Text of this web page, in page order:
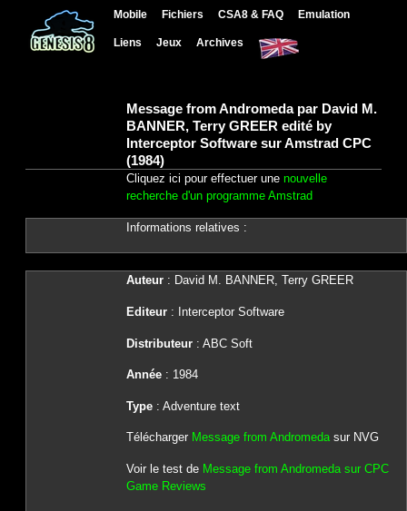
Mobile Fichiers CSA8 & FAQ Emulation
Liens Jeux Archives
Message from Andromeda par David M.
BANNER, Terry GREER edité by
Interceptor Software sur Amstrad CPC
(1984)
Cliquez ici pour effectuer une nouvelle
recherche d'un programme Amstrad
Informations relatives :
Auteur: David M. BANNER, Terry GREER
Editeur: Interceptor Software
Distributeur : ABC Soft
Année: 1984
Type: Adventure text
Télécharger Message from Andromedasur NVG
Voir le test de Message from Andromeda sur CPC
Game Reviews